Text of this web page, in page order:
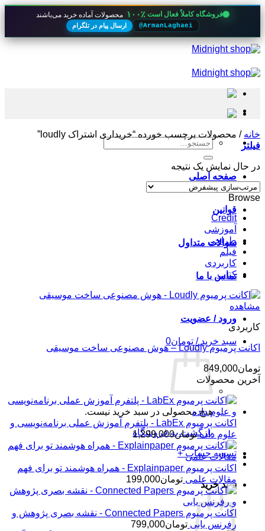
فروشگاه کاملاً فعال است ۱۰۰٪ محصولات آماده خرید می‌باشند
@ArmanLaghaei ارسال پیام در تلگرام
Skip
to
جستجو
صفحه اصلی
قوانین
سوالات متداول
تماس با ما
ورود / عضویت
سبد خرید / تومان0
هیچ محصولی در سبد خرید نیست.
بازگشت به فروشگاه
تسویه حساب +
سبد خرید
خانه / محصولات برچسب خورده “خریداری اشتراک loudly”
فیلتر
در حال نمایش یک نتیجه
Browse
Credit
آموزشی
طراحی
فیلم
کاربردی
کتاب
مشاهده
کاربردی
اکانت پرمیوم Loudly – هوش مصنوعی ساخت موسیقی
تومان849,000
آخرین محصولات
اکانت پرمیوم LabEx - پلتفرم آموزش عملی برنامه‌نویسی و
علوم داده تومان1,299,000
اکانت پرمیوم Explainpaper - همراه هوشمند تو برای فهم
مقالات علمی تومان199,000
اکانت پرمیوم Connected Papers - نقشه بصری پژوهش و
رفرنس یابی تومان799,000